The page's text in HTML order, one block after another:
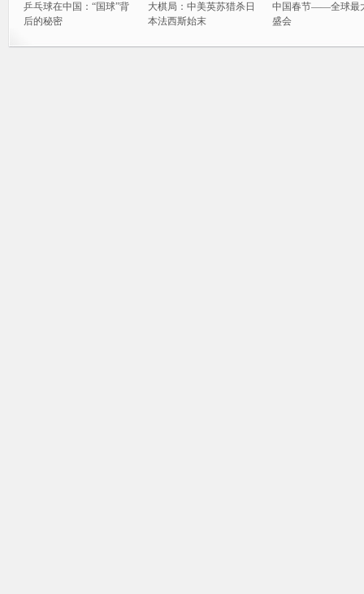
乒乓球在中国：“国球”背
后的秘密
大棋局：中美英苏猎杀日
本法西斯始末
中国春节——全球最
盛会